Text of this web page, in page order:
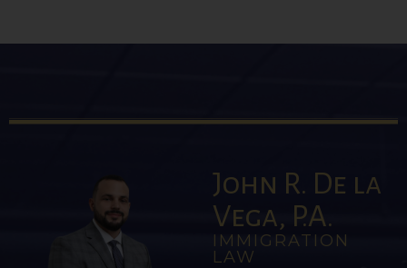
John R. De la
Vega, P.A.
IMMIGRATION
LAW